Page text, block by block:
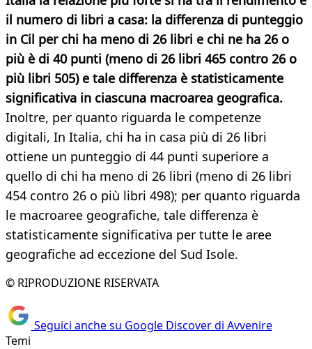
il numero di libri a casa: la differenza di punteggio
in Cil per chi ha meno di 26 libri e chi ne ha 26 o
più è di 40 punti (meno di 26 libri 465 contro 26 o
più libri 505) e tale differenza è statisticamente
significativa in ciascuna macroarea geografica.
Inoltre, per quanto riguarda le competenze
digitali, In Italia, chi ha in casa più di 26 libri
ottiene un punteggio di 44 punti superiore a
quello di chi ha meno di 26 libri (meno di 26 libri
454 contro 26 o più libri 498); per quanto riguarda
le macroaree geografiche, tale differenza è
statisticamente significativa per tutte le aree
geografiche ad eccezione del Sud Isole.
© RIPRODUZIONE RISERVATA
Seguici anche su Google Discover di Avvenire
Temi